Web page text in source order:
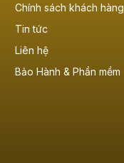
Chính sách khách hàng
Tin tức
Liên hệ
Bảo Hành & Phần mềm